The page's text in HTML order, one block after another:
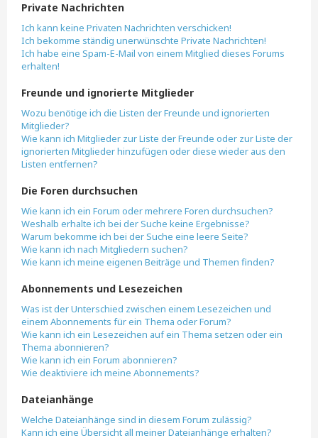
Private Nachrichten
Ich kann keine Privaten Nachrichten verschicken!
Ich bekomme ständig unerwünschte Private Nachrichten!
Ich habe eine Spam-E-Mail von einem Mitglied dieses Forums
erhalten!
Freunde und ignorierte Mitglieder
Wozu benötige ich die Listen der Freunde und ignorierten
Mitglieder?
Wie kann ich Mitglieder zur Liste der Freunde oder zur Liste der
ignorierten Mitglieder hinzufügen oder diese wieder aus den
Listen entfernen?
Die Foren durchsuchen
Wie kann ich ein Forum oder mehrere Foren durchsuchen?
Weshalb erhalte ich bei der Suche keine Ergebnisse?
Warum bekomme ich bei der Suche eine leere Seite?
Wie kann ich nach Mitgliedern suchen?
Wie kann ich meine eigenen Beiträge und Themen finden?
Abonnements und Lesezeichen
Was ist der Unterschied zwischen einem Lesezeichen und
einem Abonnements für ein Thema oder Forum?
Wie kann ich ein Lesezeichen auf ein Thema setzen oder ein
Thema abonnieren?
Wie kann ich ein Forum abonnieren?
Wie deaktiviere ich meine Abonnements?
Dateianhänge
Welche Dateianhänge sind in diesem Forum zulässig?
Kann ich eine Übersicht all meiner Dateianhänge erhalten?